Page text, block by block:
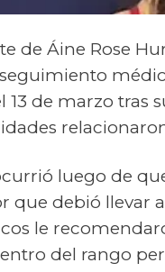
de Áine Rose
13 de marzo tras
luego de
que debió llevar
le
del rango